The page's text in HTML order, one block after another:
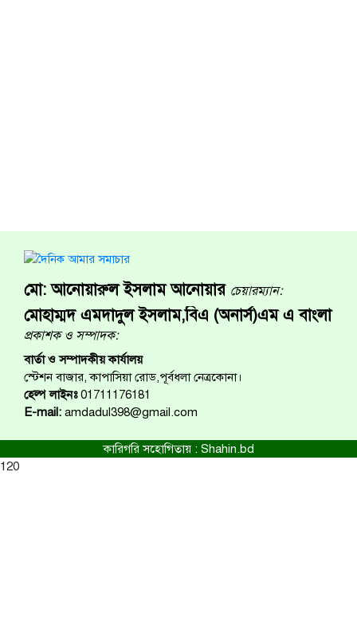
মো: আনোয়ারুল ইসলাম আনোয়ার চেয়ারম্যান:
মোহাম্মদ এমদাদুল ইসলাম,বিএ (অনার্স)এম এ বাংলা
প্রকাশক ও সম্পাদক:
বার্তা ও সম্পাদকীয় কার্যালয়
স্টেশন বাজার, কাপাসিয়া রোড,পূর্বধলা নেত্রকোনা।
হেল্প লাইনঃ01711176181
E-mail: amdadul398@gmail.com
কারিগরি সহোগিতায় : Shahin.bd
120